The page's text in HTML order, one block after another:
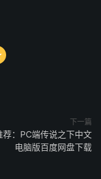
下一篇
荐：PC端传说之下中文
电脑版百度网盘下载